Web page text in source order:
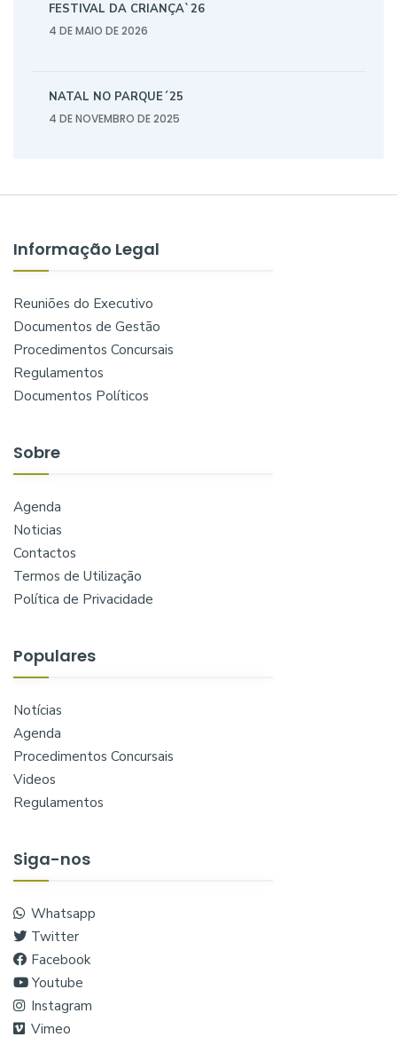
FESTIVAL DA CRIANÇA`26
4 DE MAIO DE 2026
NATAL NO PARQUE´25
4 DE NOVEMBRO DE 2025
Informação Legal
Reuniões do Executivo
Documentos de Gestão
Procedimentos Concursais
Regulamentos
Documentos Políticos
Sobre
Agenda
Noticias
Contactos
Termos de Utilização
Política de Privacidade
Populares
Notícias
Agenda
Procedimentos Concursais
Videos
Regulamentos
Siga-nos
Whatsapp
Twitter
Facebook
Youtube
Instagram
Vimeo